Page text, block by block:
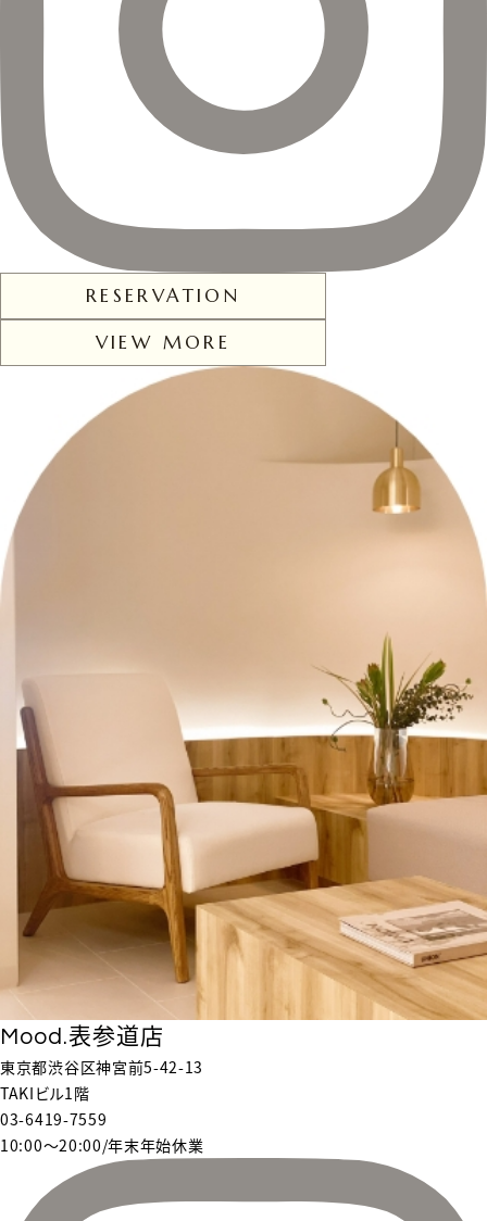
RESERVATION
VIEW MORE
Mood.表参道店
東京都渋谷区神宮前5-42-13
TAKIビル1階
03-6419-7559
10:00〜20:00/年末年始休業